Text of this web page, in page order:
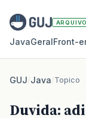
ARQUIVO
JavaGeral
GUJ/Java/Topico
Duvida: